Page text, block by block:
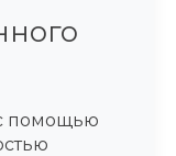
помощью